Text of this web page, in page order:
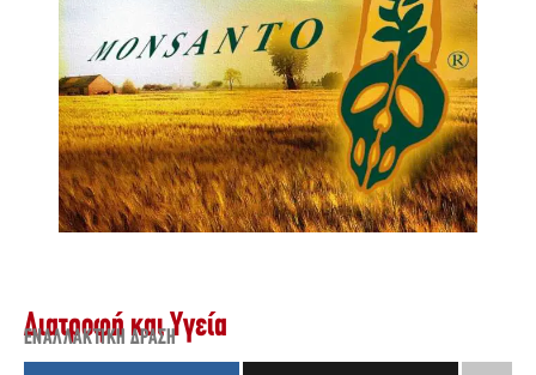
Διατροφή και Υγεία
ΕΝΑΛΛΑΚΤΙΚΉ ΔΡΆΣΗ